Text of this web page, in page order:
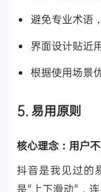
避免专业术语
界面设计贴近
根据使用场景
5. 易用原则
核心理念：用户
抖音是我见过的
是"上下滑动"，